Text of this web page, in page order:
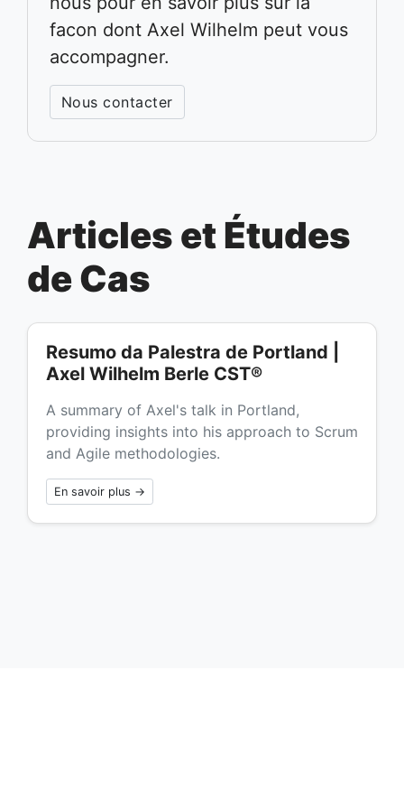
facon dont Axel Wilhelm peut vous
accompagner.
Nous contacter
Articles et Études
de Cas
Resumo da Palestra de Portland |
Axel Wilhelm Berle CST®
A summary of Axel's talk in Portland,
providing insights into his approach to Scrum
and Agile methodologies.
En savoir plus →